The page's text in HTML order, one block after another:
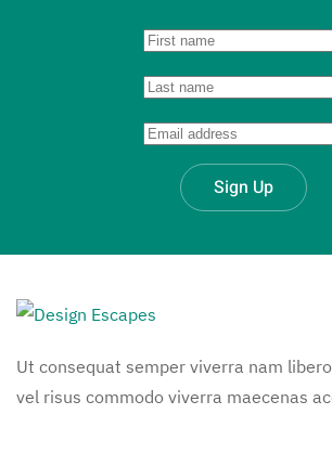
Sign Up
Ut consequat semper viverra nam
vel risus commodo viverra maecenas